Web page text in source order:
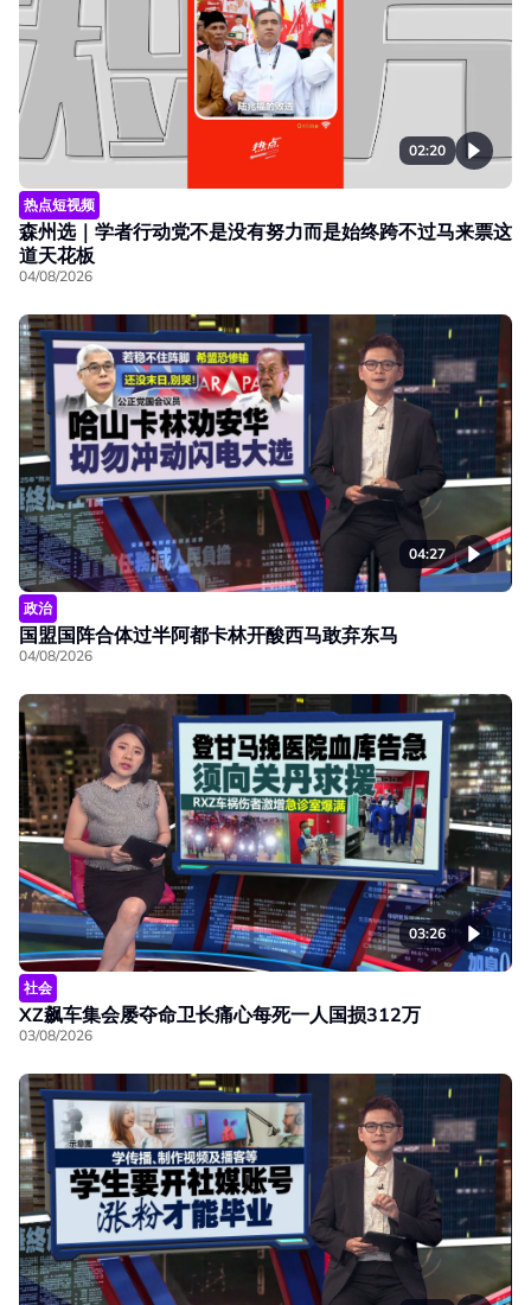
02:20
热点短视频
森州选｜学者行动党不是没有努力而是始终跨不过马来票这
道天花板
04/08/2026
04:27
政治
国盟国阵合体过半阿都卡林开酸西马敢弃东马
04/08/2026
03:26
社会
XZ飙车集会屡夺命卫长痛心每死一人国损312万
03/08/2026